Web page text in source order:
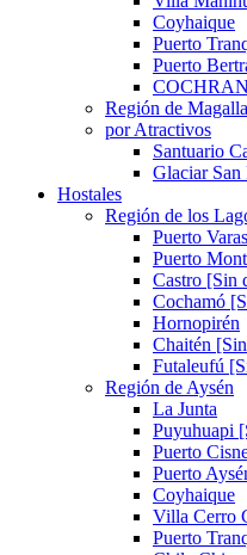
Coyhaique
Puerto
Puerto
Región de
por Atractivos
Santuario
Glaciar San
Hostales
Región de los
Puerto
Puerto
Castro [Sin
Cochamó
Hornopirén
Chaitén
Futaleufú
Región de Aysén
La Junta
Puyuhuapi
Puerto
Puerto
Coyhaique
Villa Cerro
Puerto